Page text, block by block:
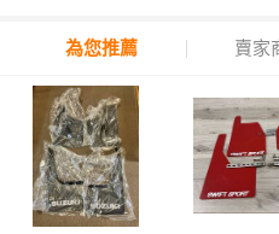
為您推薦 賣家